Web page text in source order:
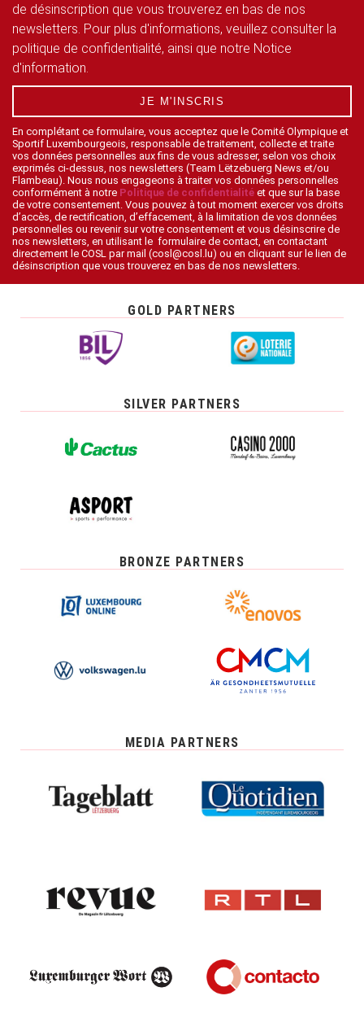
de désinscription que vous trouverez en bas de nos
newsletters. Pour plus d'informations, veuillez consulter la
politique de confidentialité, ainsi que notre Notice
d'information.
JE M'INSCRIS
En complétant ce formulaire, vous acceptez que le Comité Olympique et
Sportif Luxembourgeois, responsable de traitement, collecte et traite
vos données personnelles aux fins de vous adresser, selon vos choix
exprimés ci-dessus, nos newsletters (Team Lëtzebuerg News et/ou
Flambeau). Nous nous engageons à traiter vos données personnelles
conformément à notre Politique de confidentialité et que sur la base
de votre consentement. Vous pouvez à tout moment exercer vos droits
d’accès, de rectification, d’effacement, à la limitation de vos données
personnelles ou revenir sur votre consentement et vous désinscrire de
nos newsletters, en utilisant le formulaire de contact, en contactant
directement le COSL par mail (cosl@cosl.lu) ou en cliquant sur le lien de
désinscription que vous trouverez en bas de nos newsletters.
GOLD PARTNERS
SILVER PARTNERS
BRONZE PARTNERS
MEDIA PARTNERS